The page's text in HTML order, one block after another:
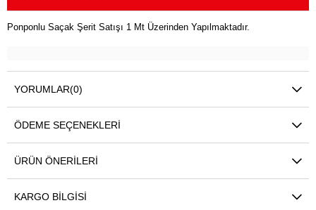
Ponponlu Saçak Şerit Satışı 1 Mt Üzerinden Yapılmaktadır.
YORUMLAR(0)
ÖDEME SEÇENEKLERI
ÜRÜN ÖNERILERI
KARGO BILGISI